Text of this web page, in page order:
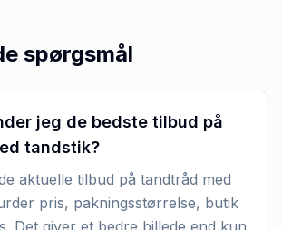
spørgsmål
jeg de bedste tilbud på
tandstik?
aktuelle tilbud på tandtråd med
pris, pakningsstørrelse, butik
Det giver et bedre billede end kun